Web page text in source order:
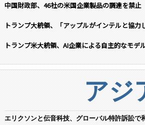
中国財政部、46社の米国企業製品の調達を禁止
トランプ大統領、「アップルがインテルと協
トランプ米大統領、AI企業による自主的なモデ
アジ
エリクソンと伝音科技、グローバル特許訴訟で